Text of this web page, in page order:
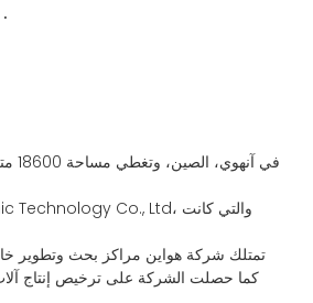
١١. تطوير فعال للعملة الجديدة. كل ما تحتاجه هو بيانات العميل، ويمكن إكمال برنامج التشغيل خلال ٢٤ ساعة من استلام البيانات.
تمتلك شركة هواين مراكز بحث وتطوير